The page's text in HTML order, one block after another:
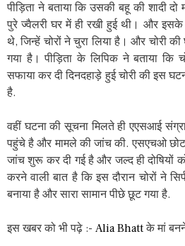
पीड़िता ने बताया कि उसकी बहू की शादी
पुरे ज्वैलरी घर में ही रखी हुई थी। और
थे, जिन्हें चोरों ने चुरा लिया है। और चोरी
गया है। पीड़िता के लिपिक ने बताया कि
सफाया कर दी दिनदहाड़े हुई चोरी की इस
है.
वहीं घटना की सूचना मिलते ही एएसआई
पहुंचे है और मामले की जांच की. एसएचओ
जांच शुरू कर दी गई है और जल्द ही दोषियों
करने वाली बात है कि इस दौरान चोरों ने
बनाया है और सारा सामान पीछे छूट गया है.
इस खबर को भी पढ़े :- Alia Bhattके मां बनने